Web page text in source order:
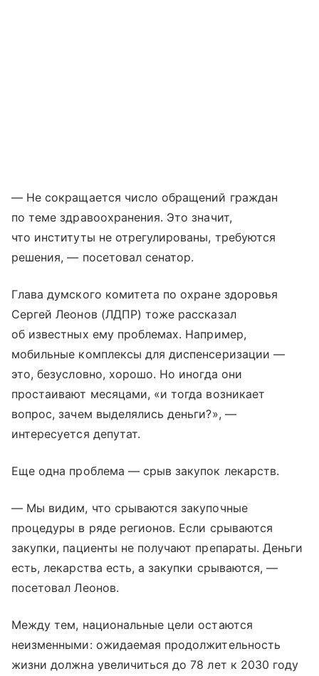
— Не сокращается число обращений граждан
по теме здравоохранения. Это значит,
что институты не отрегулированы, требуются
решения, — посетовал сенатор.
Глава думского комитета по охране здоровья
Сергей Леонов (ЛДПР) тоже рассказал
об известных ему проблемах. Например,
мобильные комплексы для диспенсеризации —
это, безусловно, хорошо. Но иногда они
простаивают месяцами, «и тогда возникает
вопрос, зачем выделялись деньги?», —
интересуется депутат.
Еще одна проблема — срыв закупок лекарств.
— Мы видим, что срываются закупочные
процедуры в ряде регионов. Если срываются
закупки, пациенты не получают препараты. Деньги
есть, лекарства есть, а закупки срываются, —
посетовал Леонов.
Между тем, национальные цели остаются
неизменными: ожидаемая продолжительность
жизни должна увеличиться до 78 лет к 2030 году